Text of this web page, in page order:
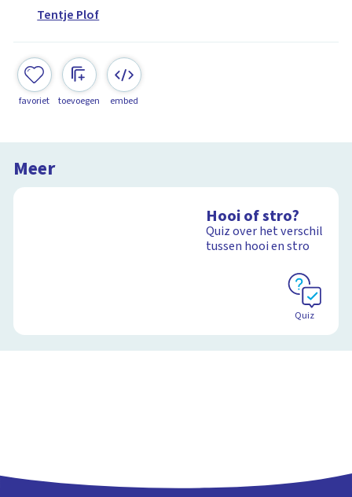
Tentje Plof
favoriet toevoegen embed
Meer
Hooi of stro?
Quiz over het verschil
tussen hooi en stro
Quiz